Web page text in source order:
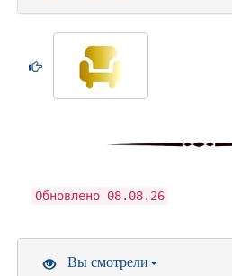
Обновлено 08.08.26
Вы смотрели